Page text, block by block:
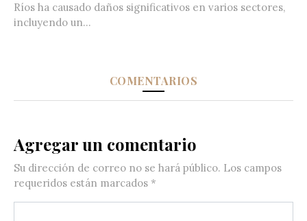
Ríos ha causado daños significativos en varios sectores,
incluyendo un...
COMENTARIOS
Agregar un comentario
Su dirección de correo no se hará público. Los campos
requeridos están marcados *